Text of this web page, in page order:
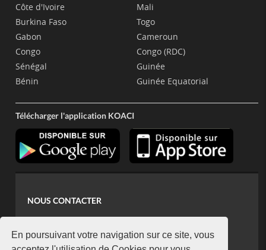
En poursuivant votre navigation sur ce site, vous
Côte d'Ivoire
Burkina Faso
Gabon
Congo
Sénégal
Bénin
Mali
Togo
Cameroun
Congo (RDC)
Guinée
Guinée Equatorial
Télécharger l'application KOACI
NOUS CONTACTER
koaci@yahoo.fr